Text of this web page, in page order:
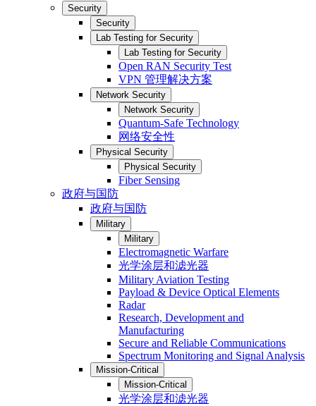
Security
Security
Lab Testing for Security
Lab Testing for Security
Open RAN Security Test
VPN 管理解决方案
Network Security
Network Security
Quantum-Safe Technology
网络安全性
Physical Security
Physical Security
Fiber Sensing
政府与国防
政府与国防
Military
Military
Electromagnetic Warfare
光学涂层和滤光器
Military Aviation Testing
Payload & Device Optical Elements
Radar
Research, Development and
Manufacturing
Secure and Reliable Communications
Spectrum Monitoring and Signal Analysis
Mission-Critical
Mission-Critical
光学涂层和滤光器